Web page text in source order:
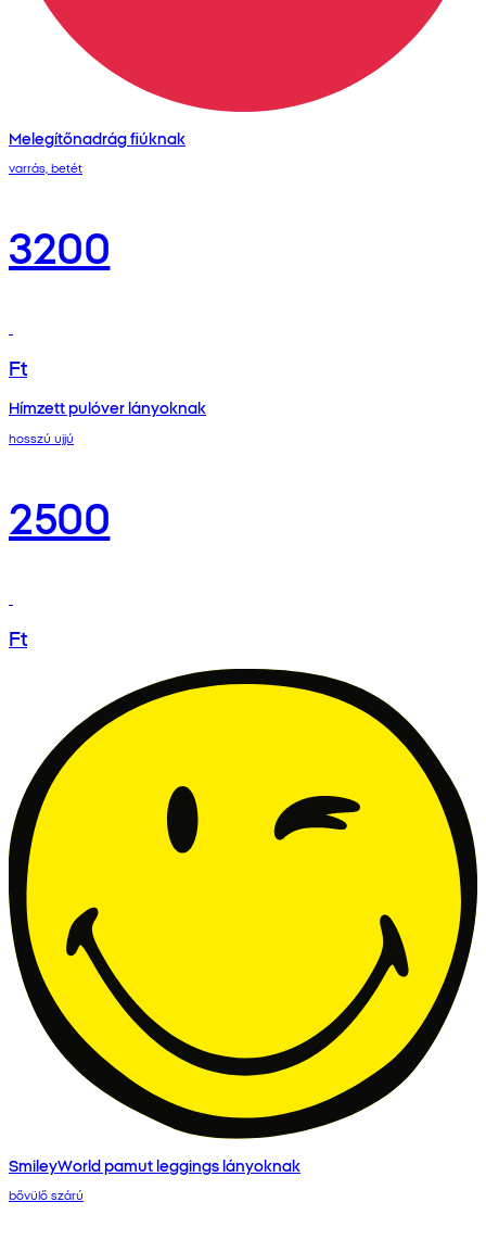
Melegítőnadrág fiúknak
varrás, betét
3200
Ft
Hímzett pulóver lányoknak
hosszú ujjú
2500
Ft
SmileyWorld pamut leggings lányoknak
bővülő szárú